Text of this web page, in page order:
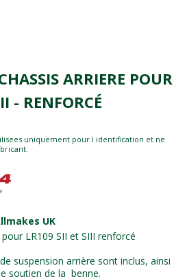
ARRIERE POUR
- RENFORCÉ
uniquement pour l identification et ne
UK
LR109 SII et SIII renforcé
suspension arrière sont inclus, ainsi
soutien de la benne.